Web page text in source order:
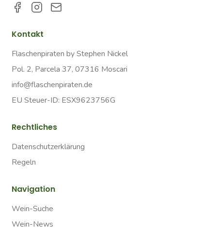
Kontakt
Flaschenpiraten by Stephen Nickel
Pol. 2, Parcela 37, 07316 Moscari
info@flaschenpiraten.de
EU Steuer-ID: ESX9623756G
Rechtliches
Datenschutzerklärung
Regeln
Navigation
Wein-Suche
Wein-News